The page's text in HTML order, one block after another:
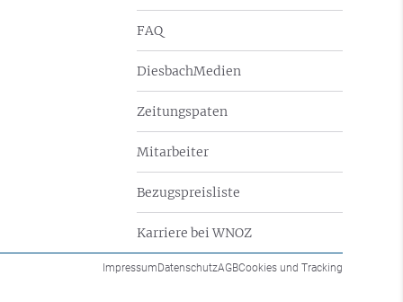
FAQ
DiesbachMedien
Zeitungspaten
Mitarbeiter
Bezugspreisliste
Karriere bei WNOZ
ImpressumDatenschutzAGBCookies und Tracking